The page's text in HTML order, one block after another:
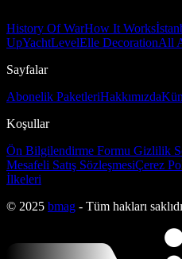
History Of WarHow It Works
UpYachtLevelElle DecorationAll
Sayfalar
Abonelik PaketleriHakkımızda
Koşullar
Ön Bilgilendirme Formu Gizlilik
Mesafeli Satış SözleşmesiÇerez
İlkeleri
© 2025 bmag - Tüm hakları